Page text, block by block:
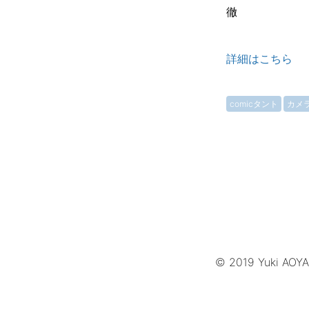
徹
詳細はこちら
comicタント カメ
© 2019 Yuki